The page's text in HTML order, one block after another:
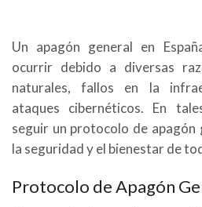
Un apagón general en
ocurrir debido a diversas
naturales, fallos en la
ataques cibernéticos. En
seguir un protocolo de
la seguridad y el bienestar de
Protocolo de Apagón